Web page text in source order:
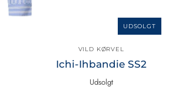
UDSOLGT
VILD KØRVEL
Ichi-Ihbandie SS2
Udsolgt